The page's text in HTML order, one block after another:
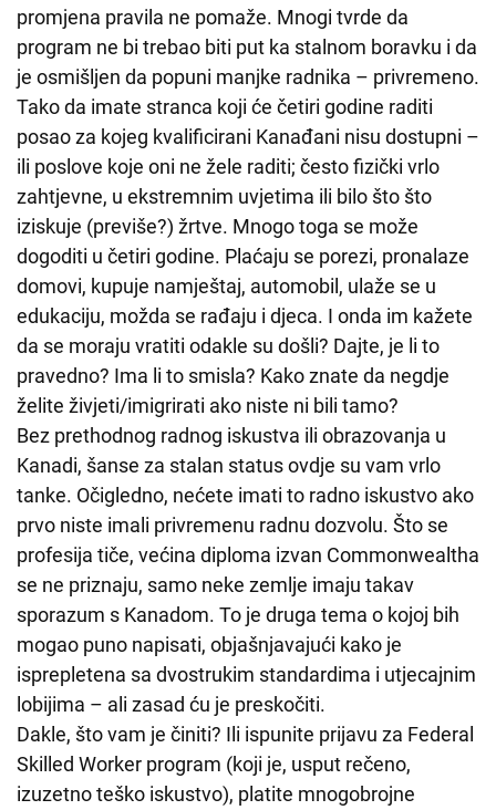
promjena pravila ne pomaže. Mnogi tvrde da
program ne bi trebao biti put ka stalnom boravku i da
je osmišljen da popuni manjke radnika – privremeno.
Tako da imate stranca koji će četiri godine raditi
posao za kojeg kvalificirani Kanađani nisu dostupni –
ili poslove koje oni ne žele raditi; često fizički vrlo
zahtjevne, u ekstremnim uvjetima ili bilo što što
iziskuje (previše?) žrtve. Mnogo toga se može
dogoditi u četiri godine. Plaćaju se porezi, pronalaze
domovi, kupuje namještaj, automobil, ulaže se u
edukaciju, možda se rađaju i djeca. I onda im kažete
da se moraju vratiti odakle su došli? Dajte, je li to
pravedno? Ima li to smisla? Kako znate da negdje
želite živjeti/imigrirati ako niste ni bili tamo?
Bez prethodnog radnog iskustva ili obrazovanja u
Kanadi, šanse za stalan status ovdje su vam vrlo
tanke. Očigledno, nećete imati to radno iskustvo ako
prvo niste imali privremenu radnu dozvolu. Što se
profesija tiče, većina diploma izvan Commonwealtha
se ne priznaju, samo neke zemlje imaju takav
sporazum s Kanadom. To je druga tema o kojoj bih
mogao puno napisati, objašnjavajući kako je
isprepletena sa dvostrukim standardima i utjecajnim
lobijima – ali zasad ću je preskočiti.
Dakle, što vam je činiti? Ili ispunite prijavu za Federal
Skilled Worker program (koji je, usput rečeno,
izuzetno teško iskustvo), platite mnogobrojne